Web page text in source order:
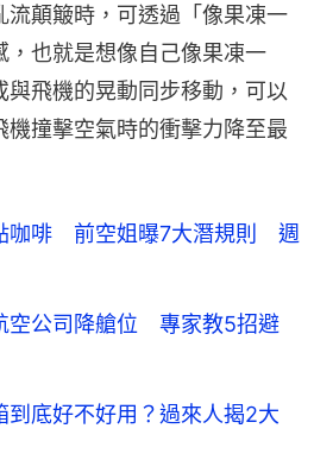
流顛簸時，可透過「像果凍一
，也就是想像自己像果凍一
飛機的晃動同步移動，可以
機撞擊空氣時的衝擊力降至最
咖啡 前空姐曝7大潛規則 週
空公司降艙位 專家教5招避
到底好不好用？過來人揭2大